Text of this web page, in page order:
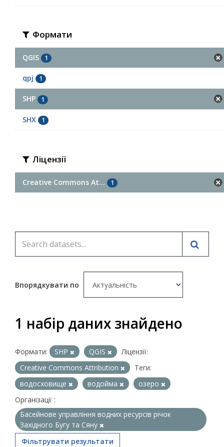
Формати
QGIS 1
qpj 1
SHP 1
SHX 1
Ліцензії
Creative Commons At... 1
Впорядкувати по
1 набір даних знайдено
Формати: SHP QGIS
Ліцензії:
Creative Commons Attribution
Теги:
водосховище
водойма
озеро
Організації :
Басейнове управління водних ресурсів річок
Західного Бугу та Сяну
Фільтрувати результати